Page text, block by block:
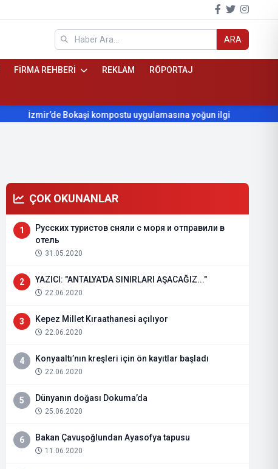
ARA
FİRMA REHBERİ REKLAM RÖPORTAJ
İzmir’de Bokaşi kompostu uygulamasına yoğun ilgi
ÇOK OKUNANLAR
1
Русских туристов сняли с моря и отправили в
отель
31.05.2020
2 YAZICI: "ANTALYA'DA SINIRLARI AŞACAĞIZ..."
22.06.2020
3 Kepez Millet Kıraathanesi açılıyor
22.06.2020
4 Konyaaltı’nın kreşleri için ön kayıtlar başladı
22.06.2020
5 Dünyanın doğası Dokuma’da
25.06.2020
6 Bakan Çavuşoğlundan Ayasofya tapusu
11.06.2020